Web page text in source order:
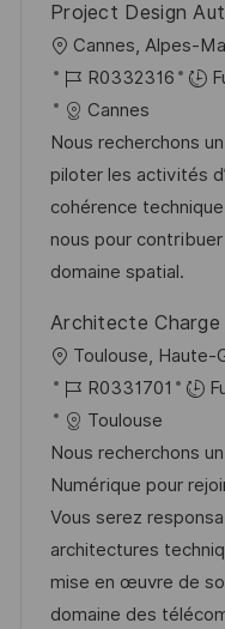
n u
p
o
s
t
e
Project Design
o
c
a
l
i
s
a
i
o
Cannes, Alpes-
R
é
f
é
r
e
n
e
d
u
p
o
s
t
e
R0332316
Cannes
Nous recherchons
piloter les activités
cohérence
nous pour
domaine spatial.
Architecte Charge
o
c
a
l
i
s
a
t
Toulouse, Haute-
R
é
f
é
r
e
n
c
R0331701
Toulouse
Nous recherchons
Numérique pour
Vous serez
architectures
mise en œuvre de
domaine des